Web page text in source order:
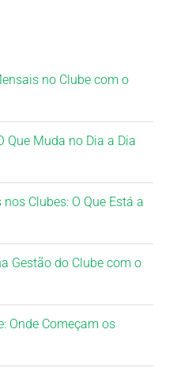
no Clube com o
Que Muda no Dia a Dia
Clubes: O Que Está a
Gestão do Clube com o
Onde Começam os